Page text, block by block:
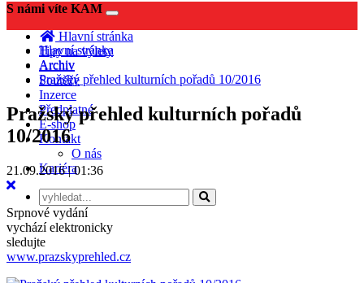
S námi víte KAM
Toggle
navigation
Hlavní stránka
Tipy na výlety
Archiv
Soutěže
Inzerce
Předplatné
E-shop
Kontakt
O nás
Kariéra
Hlavní stránka
Archiv
Pražský přehled kulturních pořadů 10/2016
Pražský přehled kulturních pořadů
10/2016
21.09.2016 | 01:36
Srpnové vydání
vychází elektronicky
sledujte
www.prazskyprehled.cz